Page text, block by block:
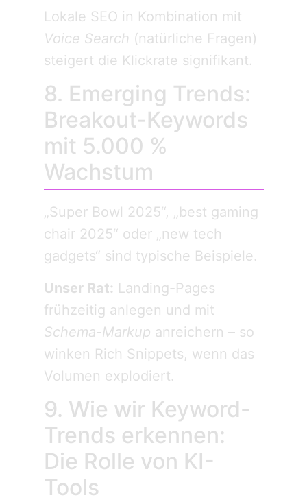
Lokale SEO in Kombination mit
Voice Search (natürliche Fragen)
steigert die Klickrate signifikant.
8. Emerging Trends:
Breakout-Keywords
mit 5.000 %
Wachstum
„Super Bowl 2025“, „best gaming
chair 2025“ oder „new tech
gadgets“ sind typische Beispiele.
Unser Rat: Landing-Pages
frühzeitig anlegen und mit
Schema-Markup anreichern – so
winken Rich Snippets, wenn das
Volumen explodiert.
9. Wie wir Keyword-
Trends erkennen:
Die Rolle von KI-
Tools